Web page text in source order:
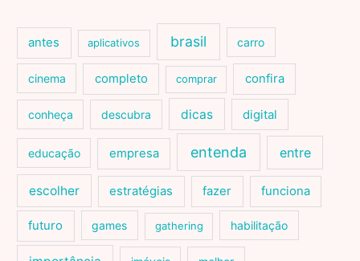
antes aplicativos brasil carro
cinema completo comprar confira
conheça descubra dicas digital
educação empresa entenda entre
escolher estratégias fazer funciona
futuro games gathering habilitação